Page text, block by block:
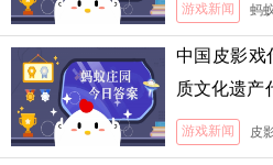
游戏新闻 蚂
中国皮影戏
质文化遗产
3日答案
游戏新闻 皮